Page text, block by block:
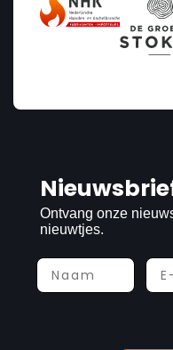
Ontvang onze
nieuwtjes.